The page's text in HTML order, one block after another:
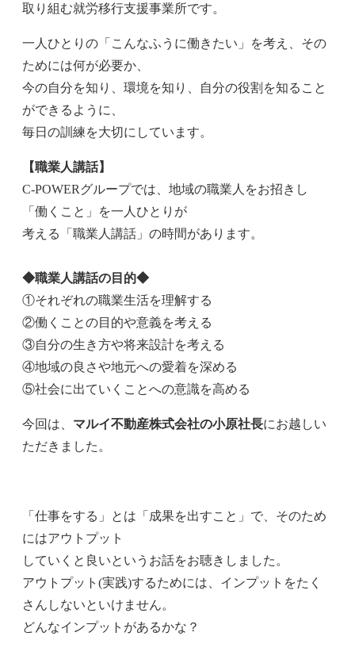
取り組む就労移行支援事業所です。
一人ひとりの「こんなふうに働きたい」を考え、その
ためには何が必要か、
今の自分を知り、環境を知り、自分の役割を知ること
ができるように、
毎日の訓練を大切にしています。
【職業人講話】
C-POWERグループでは、地域の職業人をお招きし
「働くこと」を一人ひとりが
考える「職業人講話」の時間があります。
◆職業人講話の目的◆
①それぞれの職業生活を理解する
②働くことの目的や意義を考える
③自分の生き方や将来設計を考える
④地域の良さや地元への愛着を深める
⑤社会に出ていくことへの意識を高める
今回は、 マルイ不動産株式会社の小原社長にお越しい
ただきました。
「仕事をする」とは「成果を出すこと」で、そのため
にはアウトプット
していくと良いというお話をお聴きしました。
アウトプット(実践)するためには、インプットをたく
さんしないといけません。
どんなインプットがあるかな？